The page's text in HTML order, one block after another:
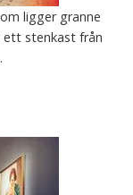
ligger granne
ett stenkast från